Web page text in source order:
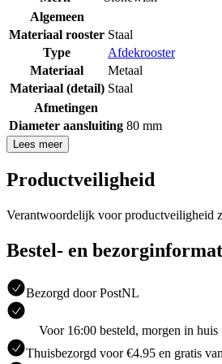
Algemeen
Materiaal rooster Staal
Type
Afdekrooster
Materiaal
Metaal
Materiaal (detail) Staal
Afmetingen
Diameter aansluiting 80 mm
Lees meer
Productveiligheid
Verantwoordelijk voor productveiligheid
Bestel- en
Bezorgd door PostNL
Voor 16:00 besteld, morgen in huis
Thuisbezorgd voor €4.95 en gratis